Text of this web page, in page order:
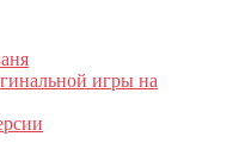
игры на